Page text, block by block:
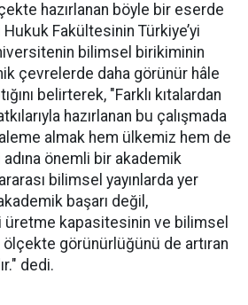
hazırlanan böyle bir eserde
Fakültesinin Türkiye’yi
bilimsel birikiminin
çevrelerde daha görünür hâle
belirterek, "Farklı kıtalardan
hazırlanan bu çalışmada
almak hem ülkemiz hem de
önemli bir akademik
bilimsel yayınlarda yer
başarı değil,
kapasitesinin ve bilimsel
görünürlüğünü de artıran
dedi.